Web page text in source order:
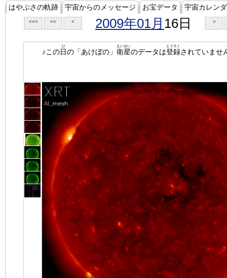
はやぶさの軌跡 宇宙からのメッセージ お宝データ 宇宙カレン
<<< << < 2009年01月 16日 >
♪この日
ひ
の「あけぼの」 衛星
えいせい
のデータは登録
とうろく
されていませ